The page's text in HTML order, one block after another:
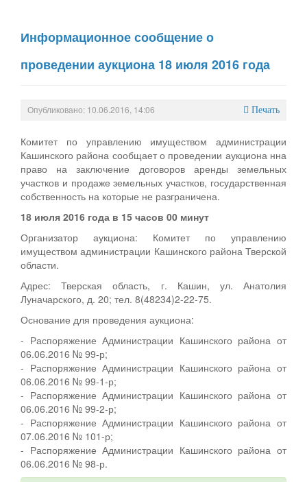
Информационное сообщение о
проведении аукциона 18 июля 2016 года
Опубликовано: 10.06.2016, 14:06 Печать
Комитет по управлению имуществом администрации
Кашинского района сообщает о проведении аукциона нна
право на заключение договоров аренды земельных
участков и продаже земельных участков, государственная
собственность на которые не разграничена.
18 июля 2016 года в 15 часов 00 минут
Организатор аукциона: Комитет по управлению
имуществом администрации Кашинского района Тверской
области.
Адрес: Тверская область, г. Кашин, ул. Анатолия
Луначарского, д. 20; тел. 8(48234)2-22-75.
Основание для проведения аукциона:
- Распоряжение Администрации Кашинского района от
06.06.2016 № 99-р;
- Распоряжение Администрации Кашинского района от
06.06.2016 № 99-1-р;
- Распоряжение Администрации Кашинского района от
06.06.2016 № 99-2-р;
- Распоряжение Администрации Кашинского района от
07.06.2016 № 101-р;
- Распоряжение Администрации Кашинского района от
06.06.2016 № 98-р.